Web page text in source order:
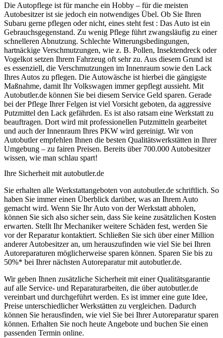
Die Autopflege ist für manche ein Hobby – für die meisten
Autobesitzer ist sie jedoch ein notwendiges Übel. Ob Sie Ihren
Subaru gerne pflegen oder nicht, eines steht fest : Das Auto ist ein
Gebrauchsgegenstand. Zu wenig Pflege führt zwangsläufig zu einer
schnelleren Abnutzung. Schlechte Witterungsbedingungen,
hartnäckige Verschmutzungen, wie z. B. Pollen, Insektendreck oder
Vogelkot setzen Ihrem Fahrzeug oft sehr zu. Aus diesem Grund ist
es essenziell, die Verschmutzungen im Innenraum sowie den Lack
Ihres Autos zu pflegen. Die Autowäsche ist hierbei die gängigste
Maßnahme, damit Ihr Volkswagen immer gepflegt aussieht. Mit
Autobutler.de können Sie bei diesem Service Geld sparen. Gerade
bei der Pflege Ihrer Felgen ist viel Vorsicht geboten, da aggressive
Putzmittel den Lack gefährden. Es ist also ratsam eine Werkstatt zu
beauftragen. Dort wird mit professionellen Putzmitteln gearbeitet
und auch der Innenraum Ihres PKW wird gereinigt. Wir von
Autobutler empfehlen Ihnen die besten Qualitätswerkstätten in Ihrer
Umgebung – zu fairen Preisen. Bereits über 700.000 Autobesitzer
wissen, wie man schlau spart!
Ihre Sicherheit mit autobutler.de
Sie erhalten alle Werkstattangeboten von autobutler.de schriftlich. So
haben Sie immer einen Überblick darüber, was an Ihrem Auto
gemacht wird. Wenn Sie Ihr Auto von der Werkstatt abholen,
können Sie sich also sicher sein, dass Sie keine zusätzlichen Kosten
erwarten. Stellt Ihr Mechaniker weitere Schäden fest, werden Sie
vor der Reparatur kontaktiert. Schließen Sie sich über einer Million
anderer Autobesitzer an, um herauszufinden wie viel Sie bei Ihren
Autoreparaturen möglicherweise sparen können. Sparen Sie bis zu
50%* bei Ihrer nächsten Autoreparatur mit autobutler.de.
Wir geben Ihnen zusätzliche Sicherheit mit einer Qualitätsgarantie
auf alle Service- und Reparaturarbeiten, die über autobutler.de
vereinbart und durchgeführt werden. Es ist immer eine gute Idee,
Preise unterschiedlicher Werkstätten zu vergleichen. Dadurch
können Sie herausfinden, wie viel Sie bei Ihrer Autoreparatur sparen
können. Erhalten Sie noch heute Angebote und buchen Sie einen
passenden Termin online.